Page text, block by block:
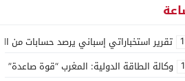
تقرير استخباراتي إسباني يرصد حسابات من الجزائر وأرقاما بـ”213+” ضمن حملة رقمية
وكالة الطاقة الدولية: المغرب “قوة